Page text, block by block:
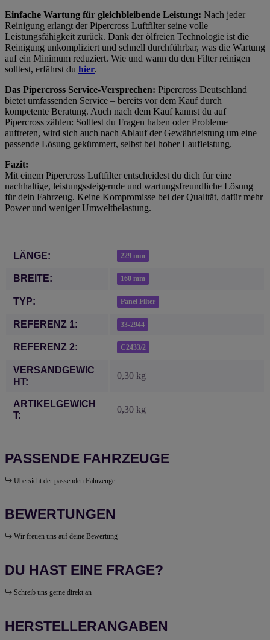
Einfache Wartung für gleichbleibende Leistung: Nach jeder
Reinigung erlangt der Pipercross Luftfilter seine volle
Leistungsfähigkeit zurück. Dank der ölfreien Technologie ist die
Reinigung unkompliziert und schnell durchführbar, was die Wartung
auf ein Minimum reduziert. Wie und wann du den Filter reinigen
solltest, erfährst du hier.
Das Pipercross Service-Versprechen: Pipercross Deutschland
bietet umfassenden Service – bereits vor dem Kauf durch
kompetente Beratung. Auch nach dem Kauf kannst du auf
Pipercross zählen: Solltest du Fragen haben oder Probleme
auftreten, wird sich auch nach Ablauf der Gewährleistung um eine
passende Lösung gekümmert, selbst bei hoher Laufleistung.
Fazit:
Mit einem Pipercross Luftfilter entscheidest du dich für eine
nachhaltige, leistungssteigernde und wartungsfreundliche Lösung
für dein Fahrzeug. Keine Kompromisse bei der Qualität, dafür mehr
Power und weniger Umweltbelastung.
Produkteigenschaft
Wert
LÄNGE: 229 mm
BREITE: 160 mm
TYP: Panel Filter
REFERENZ 1: 33-2944
REFERENZ 2: C2433/2
VERSANDGEWIC
HT:
0,30 kg
ARTIKELGEWICH
T:
0,30 kg
PASSENDE FAHRZEUGE
Übersicht der passenden Fahrzeuge
BEWERTUNGEN
Wir freuen uns auf deine Bewertung
DU HAST EINE FRAGE?
Schreib uns gerne direkt an
HERSTELLERANGABEN